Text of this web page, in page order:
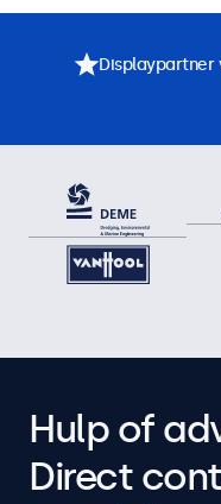
Displaypartner
Hulp of
Direct